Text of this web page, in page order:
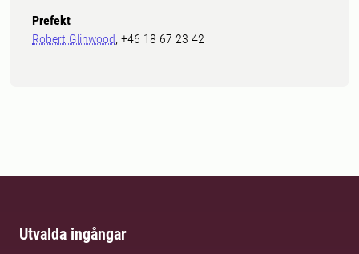
Prefekt
Robert Glinwood, +46 18 67 23 42
Utvalda ingångar